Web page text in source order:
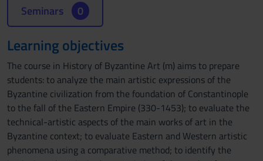
Seminars 0
Learning objectives
The course in History of Byzantine Art (m) aims to prepare
students: to analyze the main artistic expressions of the
Byzantine civilization from the foundation of Constantinople
to the fall of the Eastern Empire (330-1453); to evaluate the
technical-artistic aspects of the main works of art in the
Byzantine context; to evaluate Eastern and Western artistic
phenomena using a comparative method; to identify the